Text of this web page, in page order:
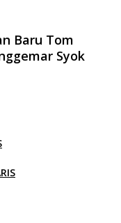
Baru Tom
Syok